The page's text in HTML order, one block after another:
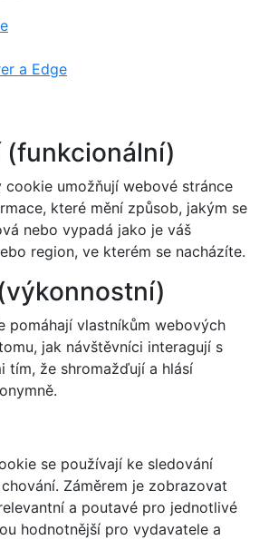
a Edge
(funkcionální)
cookie umožňují webové stránce
které mění způsob, jakým se
nebo vypadá jako je váš
region, ve kterém se nacházíte.
pomáhají vlastníkům webových
jak návštěvníci interagují s
tím, že shromažďují a hlásí
se používají ke sledování
Záměrem je zobrazovat
a poutavé pro jednotlivé
hodnotnější pro vydavatele a